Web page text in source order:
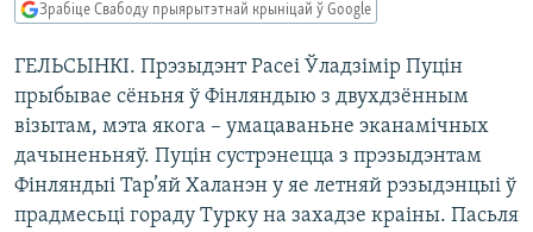
Перайсьці
пошуку
ВАЙНА
БЕЛАРУСЫ НА ВАЙНЕ
КУЛЬТУРА
КАЛЯНДАР
КНІГІ
АЎДЫЁКНІГІ
МОВА
НА ХВАЛЯХ СВАБОДЫ
FACEBOOK
TWITTER
Усе сайты РС/РСЭ
Зрабіце Свабоду прыярытэтнай крыніцай ў Google
ГЕЛЬСЫНКІ. Прэзыдэнт Расеі Ўладзімір Пуцін
прыбывае сёньня ў Фінляндыю з двухдзённым
візытам, мэта якога – умацаваньне эканамічных
дачыненьняў. Пуцін сустрэнецца з прэзыдэнтам
Фінляндыі Тар’яй Халанэн у яе летняй рэзыдэнцыі ў
прадмесьці гораду Турку на захадзе краіны. Пасьля